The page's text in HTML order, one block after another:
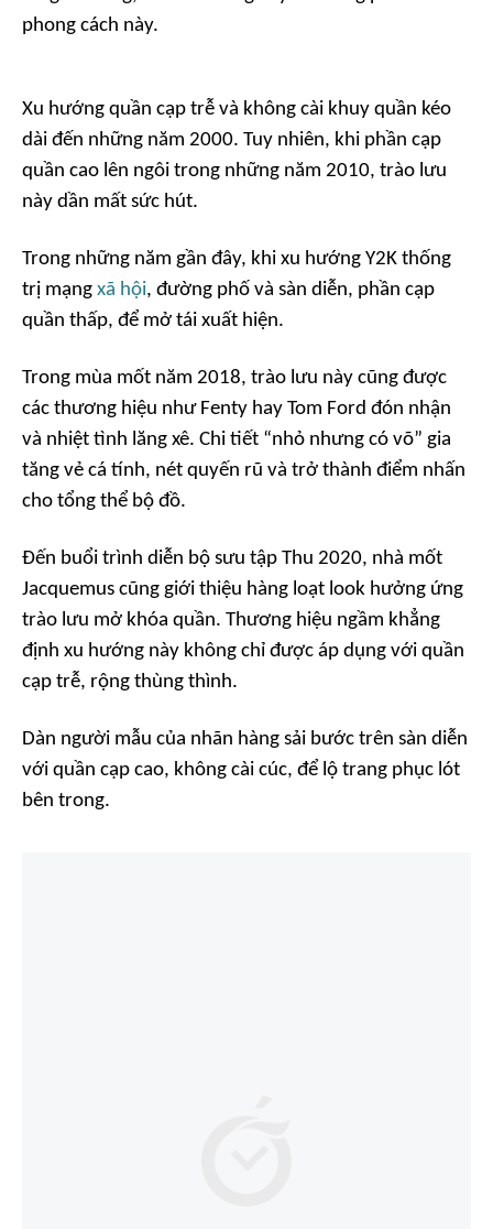
phong cách này.
Xu hướng quần cạp trễ và không cài khuy quần kéo
dài đến những năm 2000. Tuy nhiên, khi phần cạp
quần cao lên ngôi trong những năm 2010, trào lưu
này dần mất sức hút.
Trong những năm gần đây, khi xu hướng Y2K thống
trị mạng xã hội, đường phố và sàn diễn, phần cạp
quần thấp, để mở tái xuất hiện.
Trong mùa mốt năm 2018, trào lưu này cũng được
các thương hiệu như Fenty hay Tom Ford đón nhận
và nhiệt tình lăng xê. Chi tiết “nhỏ nhưng có võ” gia
tăng vẻ cá tính, nét quyến rũ và trở thành điểm nhấn
cho tổng thể bộ đồ.
Đến buổi trình diễn bộ sưu tập Thu 2020, nhà mốt
Jacquemus cũng giới thiệu hàng loạt look hưởng ứng
trào lưu mở khóa quần. Thương hiệu ngầm khẳng
định xu hướng này không chỉ được áp dụng với quần
cạp trễ, rộng thùng thình.
Dàn người mẫu của nhãn hàng sải bước trên sàn diễn
với quần cạp cao, không cài cúc, để lộ trang phục lót
bên trong.